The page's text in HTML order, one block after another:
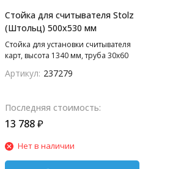
Стойка для считывателя Stolz
(Штольц) 500х530 мм
Стойка для установки считывателя
карт, высота 1340 мм, труба 30х60
мм, пластиковая площадка (с
Артикул: 237279
Последняя стоимость:
13 788₽
Нет в наличии